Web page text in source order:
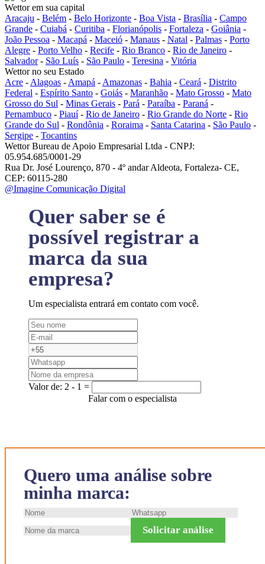
Quero uma análise sobre
minha marca:
Solicitar análise
Wettor em sua capital
Aracaju - Belém - Belo Horizonte - Boa Vista - Brasília - Campo
Grande - Cuiabá - Curitiba - Florianópolis - Fortaleza - Goiânia -
João Pessoa - Macapá - Maceió - Manaus - Natal - Palmas - Porto
Alegre - Porto Velho - Recife - Rio Branco - Rio de Janeiro -
Salvador- São Luís - São Paulo - Teresina - Vitória
Wettor no seu Estado
Acre - Alagoas - Amapá - Amazonas - Bahia - Ceará - Distrito
Federal - Espírito Santo - Goiás - Maranhão - Mato Grosso - Mato
Grosso do Sul - Minas Gerais - Pará - Paraíba - Paraná -
Pernambuco - Piauí- Rio de Janeiro - Rio Grande do Norte - Rio
Grande do Sul - Rondônia - Roraima - Santa Catarina - São Paulo -
Sergipe - Tocantins
Wettor Bureau de Apoio Empresarial Ltda - CNPJ:
05.954.685/0001-29
Rua Dr. José Lourenço, 870 - 4º andar Aldeota, Fortaleza- CE,
CEP: 60115-280
@Imagine Comunicação Digital
Quer saber se é
possível registrar a
marca da sua
empresa?
Um especialista entrará em contato com você.
Valor de: 2 - 1 =
Falar com o especialista